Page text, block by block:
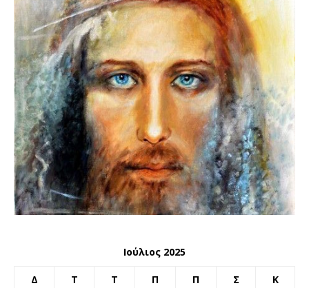
Ιούλιος 2025
Δ Τ Τ Π Π Σ Κ